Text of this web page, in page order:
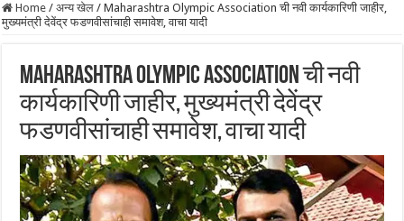
Home / अन्य खेल / Maharashtra Olympic Association ची नवी कार्यकारिणी जाहीर,
मुख्यमंत्री देवेंद्र फडणवीसांचाही समावेश, वाचा यादी
Maharashtra Olympic Association ची नवी
कार्यकारिणी जाहीर, मुख्यमंत्री देवेंद्र
फडणवीसांचाही समावेश, वाचा यादी